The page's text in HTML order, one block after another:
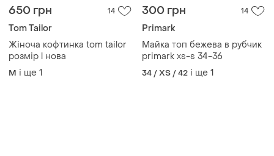
M і ще 1 34 / XS / 42